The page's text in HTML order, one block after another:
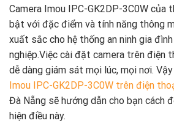
Camera Imou IPC-GK2DP-3C0W của
bật với đặc điểm và tính năng thông
xuất sắc cho hệ thống an ninh gia
nghiệp.Việc cài đặt camera trên điện
dễ dàng giám sát mọi lúc, mọi nơi. Vậy
Imou IPC-GK2DP-3C0W trên điện
Đà Nẵng sẽ hướng dẫn cho bạn cách
hiện điều này.